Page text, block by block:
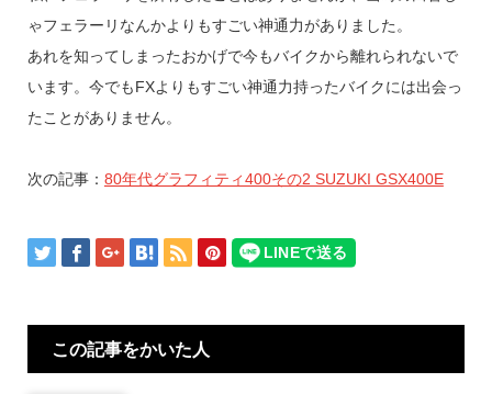
ゃフェラーリなんかよりもすごい神通力がありました。
あれを知ってしまったおかげで今もバイクから離れられないで
います。今でもFXよりもすごい神通力持ったバイクには出会っ
たことがありません。
次の記事： 80年代グラフィティ400その2 SUZUKI GSX400E
この記事をかいた人